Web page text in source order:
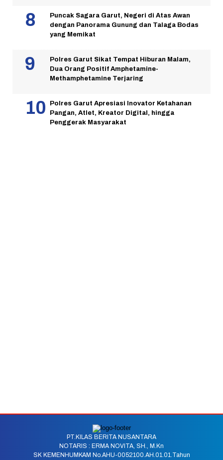
Puncak Sagara Garut, Negeri di Atas Awan
dengan Panorama Gunung dan Talaga Bodas
yang Memikat
Polres Garut Sikat Tempat Hiburan Malam,
Dua Orang Positif Amphetamine-
Methamphetamine Terjaring
Polres Garut Apresiasi Inovator Ketahanan
Pangan, Atlet, Kreator Digital, hingga
Penggerak Masyarakat
PT.KILAS BERITA NUSANTARA
NOTARIS : ERMA NOVITA, SH., M.Kn
SK KEMENHUMKAM No.AHU-0052100.AH.01.01.Tahun